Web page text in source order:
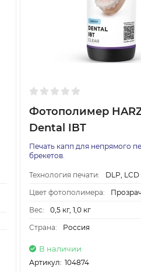
Фотополимер
Dental IBT
Печать капп для непрямого
брекетов.
Технология печати:
DLP, LCD
Цвет фотополимера:
Вес:
0,5 кг, 1,0 кг
Страна:
Россия
В наличии
Артикул: 104874